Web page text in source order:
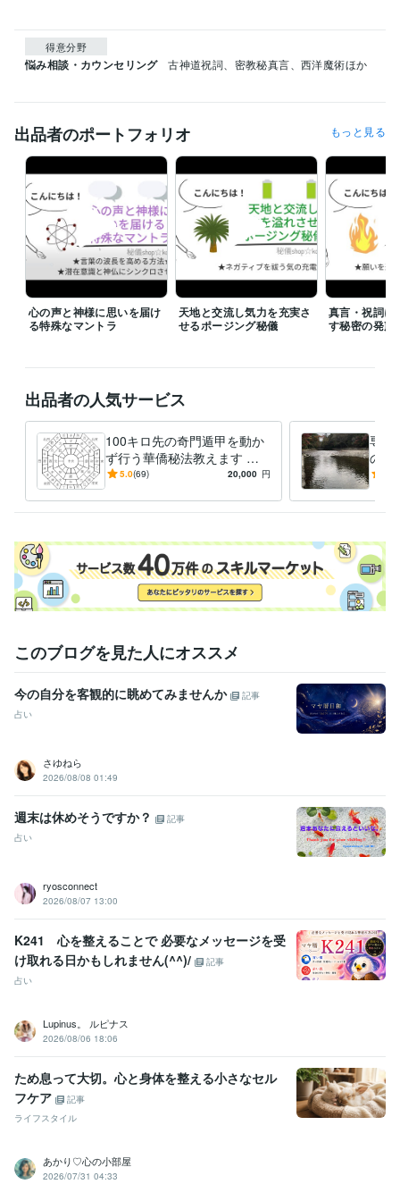
得意分野
悩み相談・カウンセリング 古神道祝詞、密教秘真言、西洋魔術ほか
出品者のポートフォリオ もっと見る
心の声と神様に思いを届け
る特殊なマントラ
天地と交流し気力を充実さ
せるポージング秘儀
真言・祝詞に
す秘密の発声
出品者の人気サービス
100キロ先の奇門遁甲を動か
ず行う華僑秘法教えます 直
伝☆遠方へ旅行しなくても方
5.0(69) 20,000 円
専用
のご
このブログを見た人にオススメ
今の自分を客観的に眺めてみませんか
記事
占い
さゆねら
2026/08/08 01:49
週末は休めそうですか？
記事
占い
ryosconnect
2026/08/07 13:00
K241 心を整えることで 必要なメッセージを受
け取れる日かもしれません(^^)/
記事
占い
Lupinus。 ルピナス
2026/08/06 18:06
ため息って大切。心と身体を整える小さなセル
フケア
記事
ライフスタイル
あかり♡心の小部屋
2026/07/31 04:33